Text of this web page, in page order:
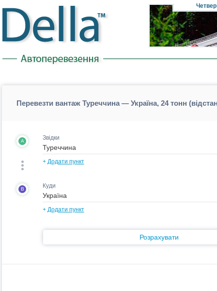
Четвер
Перевезти вантаж Туреччина — Україна, 24 тонн
A Звідки
+ Додати пункт
B Куди
+ Додати пункт
Розрахувати